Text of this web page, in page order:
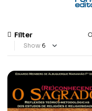
Filter
Show